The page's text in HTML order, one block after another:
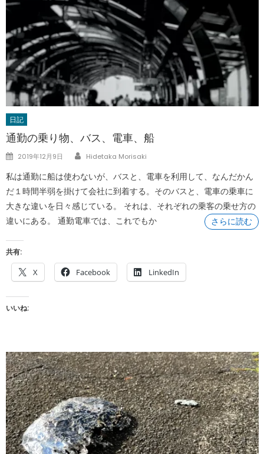
日記
通勤の乗り物、バス、電車、船
Posted
2019年12月9日 Author
Hidetaka Morisaki
私は通勤に船は使わないが、バスと、電車を利用して、なんだかん
だ１時間半弱を掛けて会社に到着する。そのバスと、電車の乗車に
大きな違いを日々感じている。 それは、それぞれの乗客の乗せ方の
違いにある。 通勤電車では、これでもか
さらに読む
共有:
X Facebook LinkedIn
いいね: